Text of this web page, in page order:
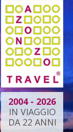
2004 - 2026
IN VIAGGIO
DA 22 ANNI
DAL